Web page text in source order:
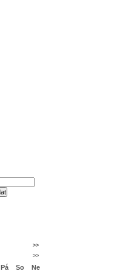
>>
>>
Pá So Ne